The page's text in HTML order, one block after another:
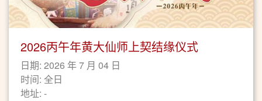
2026丙午年黄大仙师上契结缘仪式
日期: 2026 年 7 月 04 日
时间: 全日
地址: -